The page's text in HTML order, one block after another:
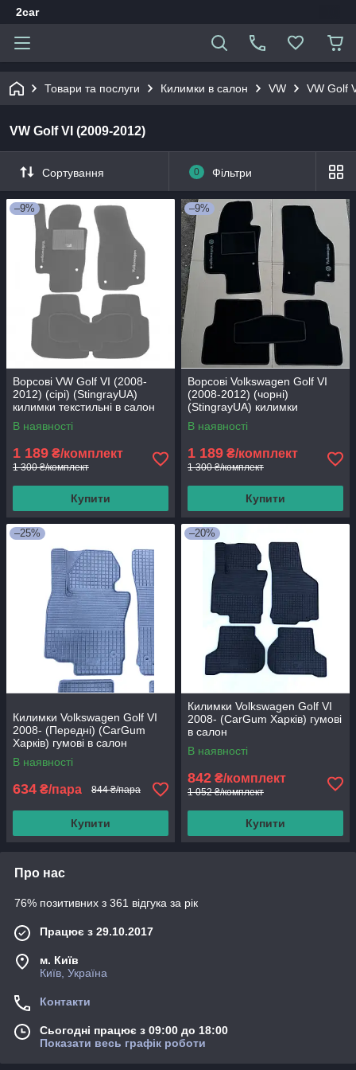
2car
Товари та послуги Килимки в салон VW VW Golf
VW Golf VI (2009-2012)
Сортування 0 Фільтри
–9%
Ворсові VW Golf VI (2008-
2012) (сірі) (StingrayUA)
килимки текстильні в салон
авто
В наявності
1 189 ₴/комплект
1 300 ₴/комплект
Купити
–9%
Ворсові Volkswagen Golf VI
(2008-2012) (чорні)
(StingrayUA) килимки
текстильні в салон авто
В наявності
1 189 ₴/комплект
1 300 ₴/комплект
Купити
–25%
Килимки Volkswagen Golf VI
2008- (Передні) (CarGum
Харків) гумові в салон
В наявності
634 ₴/пара 844 ₴/пара
Купити
–20%
Килимки Volkswagen Golf VI
2008- (CarGum Харків) гумові
в салон
В наявності
842 ₴/комплект
1 052 ₴/комплект
Купити
Про нас
76% позитивних з 361 відгука за рік
Працює з 29.10.2017
м. Київ
Київ, Україна
Контакти
Сьогодні працює з 09:00 до 18:00
Показати весь графік роботи